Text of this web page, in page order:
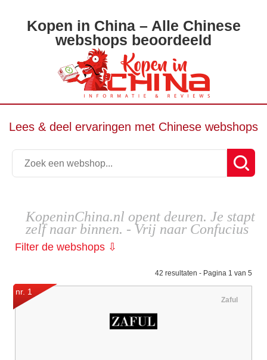
Kopen in China – Alle Chinese
webshops beoordeeld
Lees & deel ervaringen met Chinese webshops
KopeninChina.nl opent deuren. Je stapt
zelf naar binnen. - Vrij naar Confucius
Filter de webshops
42 resultaten - Pagina 1 van 5
nr. 1
Zaful